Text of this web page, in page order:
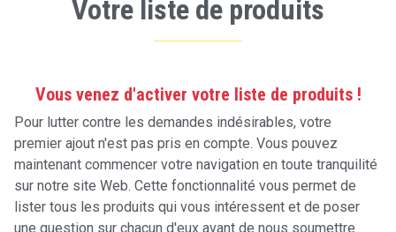
Votre liste de produits
Vous venez d'activer votre liste de produits !
Pour lutter contre les demandes indésirables, votre
premier ajout n'est pas pris en compte. Vous pouvez
maintenant commencer votre navigation en toute tranquilité
sur notre site Web. Cette fonctionnalité vous permet de
lister tous les produits qui vous intéressent et de poser
une question sur chacun d'eux avant de nous soumettre